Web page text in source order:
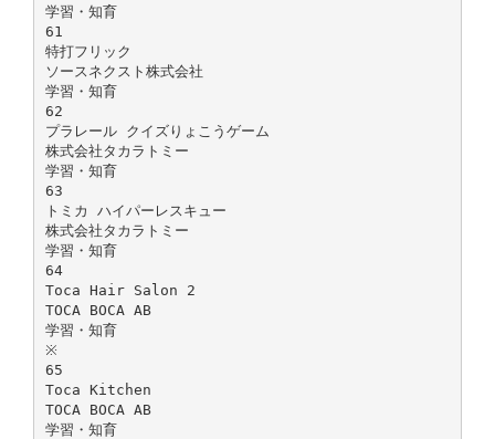
学習・知育
61
特打フリック
ソースネクスト株式会社
学習・知育
62
プラレール クイズりょこうゲーム
株式会社タカラトミー
学習・知育
63
トミカ ハイパーレスキュー
株式会社タカラトミー
学習・知育
64
Toca Hair Salon 2
TOCA BOCA AB
学習・知育
※
65
Toca Kitchen
TOCA BOCA AB
学習・知育